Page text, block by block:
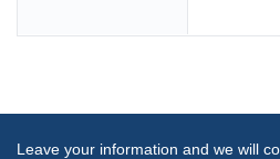
Leave your information and we will